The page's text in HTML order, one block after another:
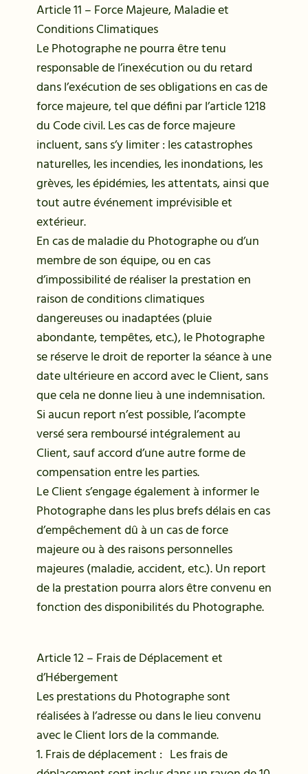
Article 11 – Force Majeure, Maladie et
Conditions Climatiques
Le Photographe ne pourra être tenu
responsable de l’inexécution ou du retard
dans l’exécution de ses obligations en cas de
force majeure, tel que défini par l’article 1218
du Code civil. Les cas de force majeure
incluent, sans s’y limiter : les catastrophes
naturelles, les incendies, les inondations, les
grèves, les épidémies, les attentats, ainsi que
tout autre événement imprévisible et
extérieur.
En cas de maladie du Photographe ou d’un
membre de son équipe, ou en cas
d’impossibilité de réaliser la prestation en
raison de conditions climatiques
dangereuses ou inadaptées (pluie
abondante, tempêtes, etc.), le Photographe
se réserve le droit de reporter la séance à une
date ultérieure en accord avec le Client, sans
que cela ne donne lieu à une indemnisation.
Si aucun report n’est possible, l’acompte
versé sera remboursé intégralement au
Client, sauf accord d’une autre forme de
compensation entre les parties.
Le Client s’engage également à informer le
Photographe dans les plus brefs délais en cas
d’empêchement dû à un cas de force
majeure ou à des raisons personnelles
majeures (maladie, accident, etc.). Un report
de la prestation pourra alors être convenu en
fonction des disponibilités du Photographe.
Article 12 – Frais de Déplacement et
d’Hébergement
Les prestations du Photographe sont
réalisées à l’adresse ou dans le lieu convenu
avec le Client lors de la commande.
1. Frais de déplacement : Les frais de